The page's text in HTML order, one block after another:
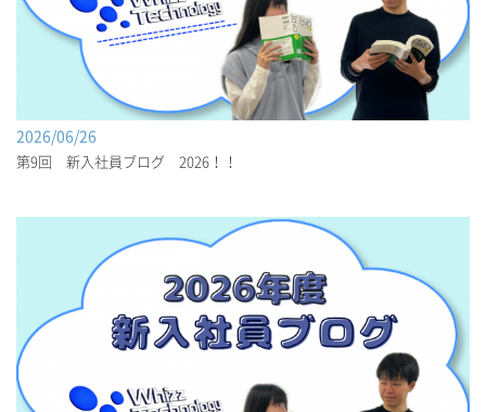
2026/06/26
第9回 新入社員ブログ 2026！！